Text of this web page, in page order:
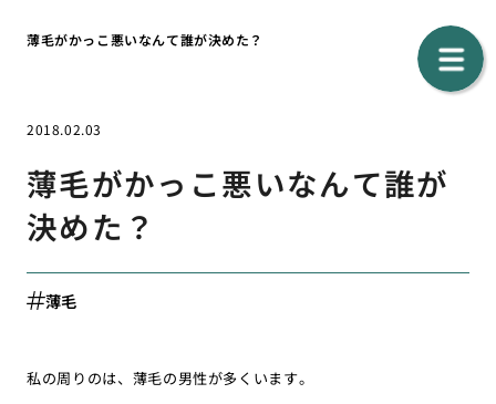
薄毛がかっこ悪いなんて誰が決めた？
2018.02.03
薄毛がかっこ悪いなんて誰が
決めた？
薄毛
私の周りのは、薄毛の男性が多くいます。